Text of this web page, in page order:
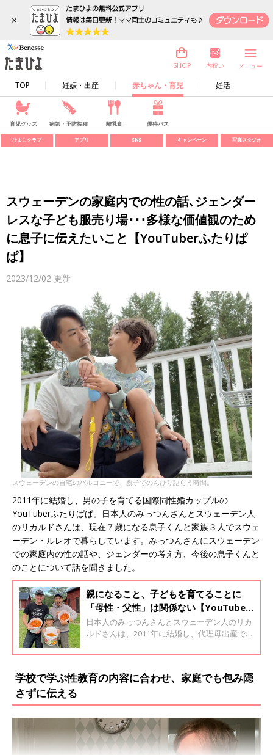
×
TOP 妊娠・出産 赤ちゃん・育児 妊活
SHOP 内祝い メニュー
育児グッズ 病気・予防接種 離乳食 優待パス
ひよこクラブ アプリ SNS キャンペーン 写真スタジオ
スウェーデンの家庭内での性の話､ジェンダー
レスな子ども服売り場･･･多様な価値観のため
に息子に伝えたいこと【YouTuberふたりぱ
ぱ】
2023/12/02 更新
スウェーデンの自宅のバルコニーで、親子でのんびり語らう時間。
2011年に結婚し、男の子を育てる国際同性婚カップルの
YouTuberふたりぱぱ。日本人のみっつんさんとスウェーデン人
のリカルドさんは、現在７歳になる息子くんと家族３人でスウェ
ーデン・ルレオで暮らしています。みっつんさんにスウェーデン
での家庭内の性の話や、ジェンダーの考え方、今後の息子くんと
のことについて話を聞きました。
親になること、子どもを育てることに
「母性・父性」は関係ない【YouTuber
ふたりぱぱ】
日本人のみっつんさんとスウェーデン人のリカ
ルドさんは、2011年に結婚し、代理母出産で男
は７歳になる息子くんと家族３人でスウェーデ
FutariPapa』で発信をするみっつんさんに、同
ことや、多様な家族の形について話を聞きまし
学校で学ぶ性教育の内容に合わせ、家庭でも包み隠
さずに伝える